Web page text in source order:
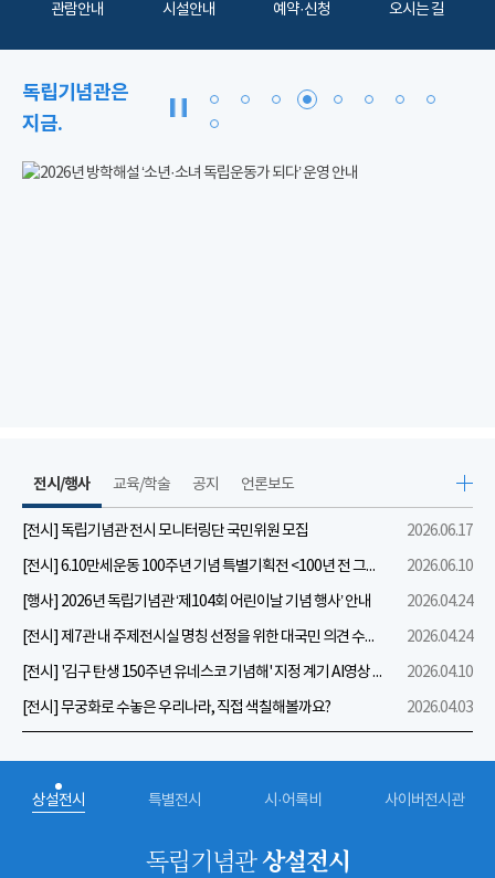
관람안내 시설안내 예약·신청 오시는 길
독립기념관은
지금.
전시/행사
[전시] 독립기념관 전시 모니터링단 국민위원 모집
2026.06.17
[전시] 6.10만세운동 100주년 기념 특별기획전 <100년 전 그날을 보다: 6.10만세운동>
2026.06.10
[행사] 2026년 독립기념관 ‘제104회 어린이날 기념 행사’ 안내
2026.04.24
[전시] 제7관 내 주제전시실 명칭 선정을 위한 대국민 의견 수렴 실시
2026.04.24
[전시] '김구 탄생 150주년 유네스코 기념해' 지정 계기 AI영상 국민공모 개최 안내
2026.04.10
[전시] 무궁화로 수놓은 우리나라, 직접 색칠해볼까요?
2026.04.03
교육/학술 공지 언론보도
상설전시 특별전시 시·어록비 사이버전시관
독립기념관상설전시